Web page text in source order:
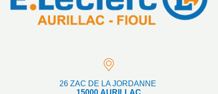
26 ZAC DE LA JORDANNE
15000 AURILLAC